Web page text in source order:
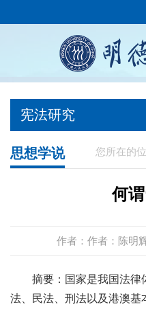
宪法研究
您所在的位
思想学说
何
作者：作者：陈明
摘要：国家是我国法律
法、民法、刑法以及港澳